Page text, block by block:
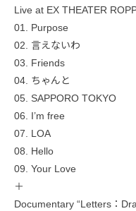
Live at EX THEATER
01. Purpose
02. 言えないわ
03. Friends
04. ちゃんと
05. SAPPORO TOKYO
06. I’m free
07. LOA
08. Hello
09. Your Love
＋
Documentary “Letters：